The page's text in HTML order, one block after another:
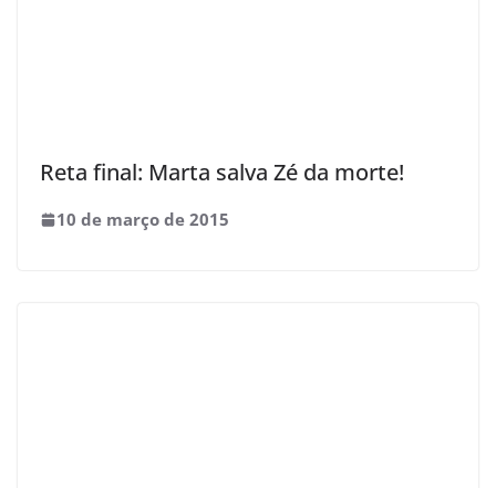
Reta final: Marta salva Zé da morte!
10 de março de 2015